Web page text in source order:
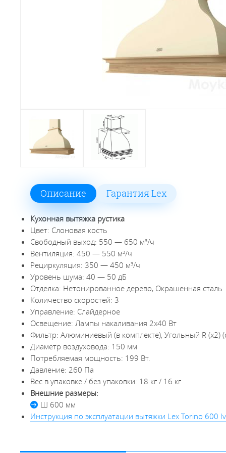
Описание Гарантия Lex
Кухонная вытяжка рустика
Цвет: Слоновая кость
Свободный выход: 550 — 650 м³/ч
Вентиляция: 450 — 550 м³/ч
Рециркуляция: 350 — 450 м³/ч
Уровень шума: 40 — 50 дБ
Отделка: Нетонированное дерево, Окрашенная сталь
Количество скоростей: 3
Управление: Слайдерное
Освещение: Лампы накаливания 2х40 Вт
Фильтр: Алюминиевый (в комплекте), Угольный R (х2)
Диаметр воздуховода: 150 мм
Потребляемая мощность: 199 Вт.
Давление: 260 Па
Вес в упаковке / без упаковки: 18 кг / 16 кг
Внешние размеры:
Ш 600 мм
Инструкция по эксплуатации вытяжки Lex Torino 600